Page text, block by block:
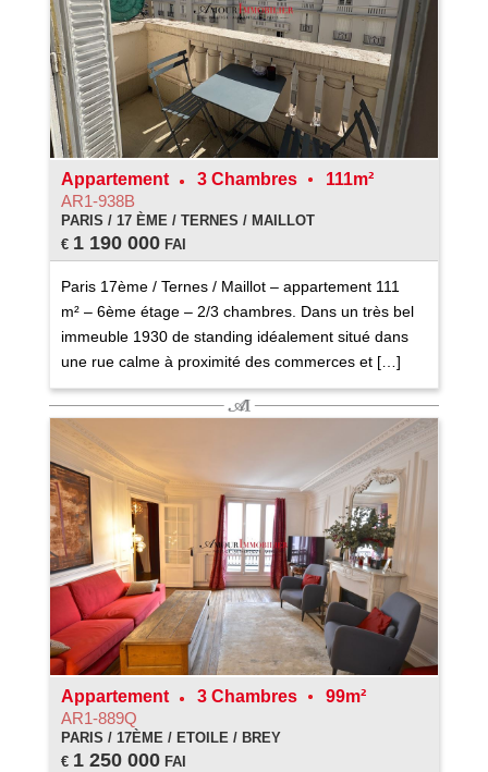
Appartement 3 Chambres
111m²
AR1-938B
PARIS / 17 ÈME / TERNES / MAILLOT
€ 1 190 000FAI
Paris 17ème / Ternes / Maillot – appartement 111
m² – 6ème étage – 2/3 chambres. Dans un très bel
immeuble 1930 de standing idéalement situé dans
une rue calme à proximité des commerces et […]
Appartement 3 Chambres
99m²
AR1-889Q
PARIS / 17ÈME / ETOILE / BREY
€ 1 250 000FAI